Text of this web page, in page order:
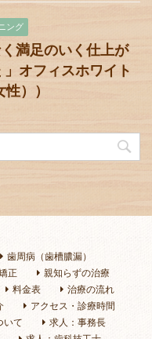
ング
く満足のいく仕上が
」オフィスホワイト
））
歯周病（歯槽膿漏）
正
親知らずの治療
料金表
治療の流れ
アクセス・診療時間
いて
求人：事務長